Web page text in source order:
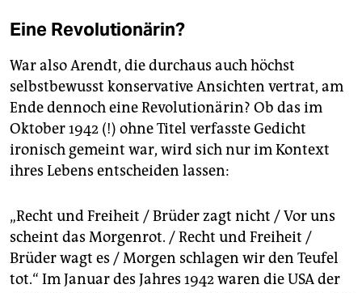
Eine Revolutionärin?
War also Arendt, die durchaus auch höchst
selbstbewusst konservative Ansichten vertrat, am
Ende dennoch eine Revolutionärin? Ob das im
Oktober 1942 (!) ohne Titel verfasste Gedicht
ironisch gemeint war, wird sich nur im Kontext
ihres Lebens entscheiden lassen:
„Recht und Freiheit / Brüder zagt nicht / Vor uns
scheint das Morgenrot. / Recht und Freiheit /
Brüder wagt es / Morgen schlagen wir den Teufel
tot.“ Im Januar des Jahres 1942 waren die USA der